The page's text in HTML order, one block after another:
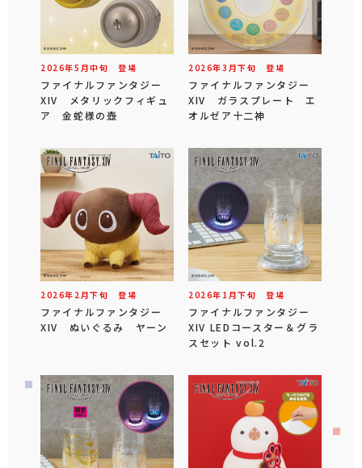
2026年5 月中旬 登場
ファイナルファンタジー
XIV メタリックフィギュ
ア 金蛇様の壺
2026年3 月下旬 登場
ファイナルファンタジー
XIV ガラスプレート エ
オルゼア十二神
2026年 2 月下旬 登場
ファイナルファンタジー
XIV ぬいぐるみ ヤーン
2026年 1 月下旬 登場
ファイナルファンタジー
XIV LEDコースター＆グラ
スセット vol.2